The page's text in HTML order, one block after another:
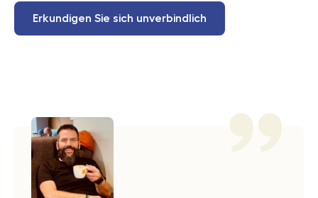
Erkundigen Sie sich unverbindlich
Reference